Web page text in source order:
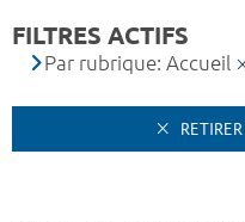
FILTRES ACTIFS
Par rubrique: Accueil